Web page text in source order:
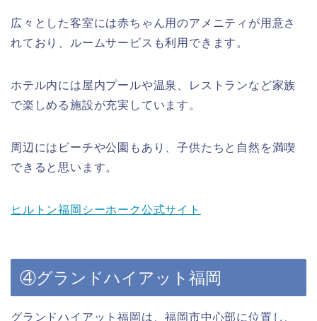
広々とした客室には赤ちゃん用のアメニティが用意さ
れており、ルームサービスも利用できます。
ホテル内には屋内プールや温泉、レストランなど家族
で楽しめる施設が充実しています。
周辺にはビーチや公園もあり、子供たちと自然を満喫
できると思います。
ヒルトン福岡シーホーク公式サイト
④グランドハイアット福岡
グランドハイアット福岡は、福岡市中心部に位置し、